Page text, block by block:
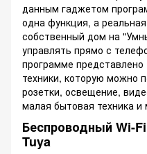
данным гаджетом
одна функция, а
собственный дом на
управлять прямо с
программе представлено
техники, которую можно
розетки, освещение,
малая бытовая техника и
Беспроводный Wi-
Tuya